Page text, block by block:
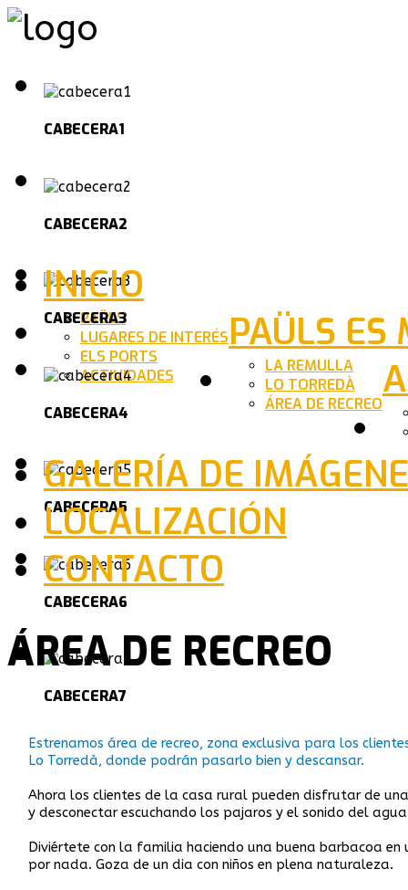
CABECERA1
CABECERA2
CABECERA3
CABECERA4
CABECERA5
CABECERA6
CABECERA7
INICIO
PAÜLS ES
PAÜLS
LUGARES DE INTERÉS
ELS PORTS
ACTIVIDADES
LA REMULLA
LO TORREDÀ
ÁREA DE RECREO
GALERÍA DE
LOCALIZACIÓN
CONTACTO
ÁREA DE RECREO
Estrenamos área de recreo, zona exclusiva para los
Lo Torredà, donde podrán pasarlo bien y descansar.
Ahora los clientes de la casa rural pueden disfrutar de
y desconectar escuchando los pajaros y el sonido del
Diviértete con la familia haciendo una buena barbacoa
por nada. Goza de un dia con niños en plena naturaleza.